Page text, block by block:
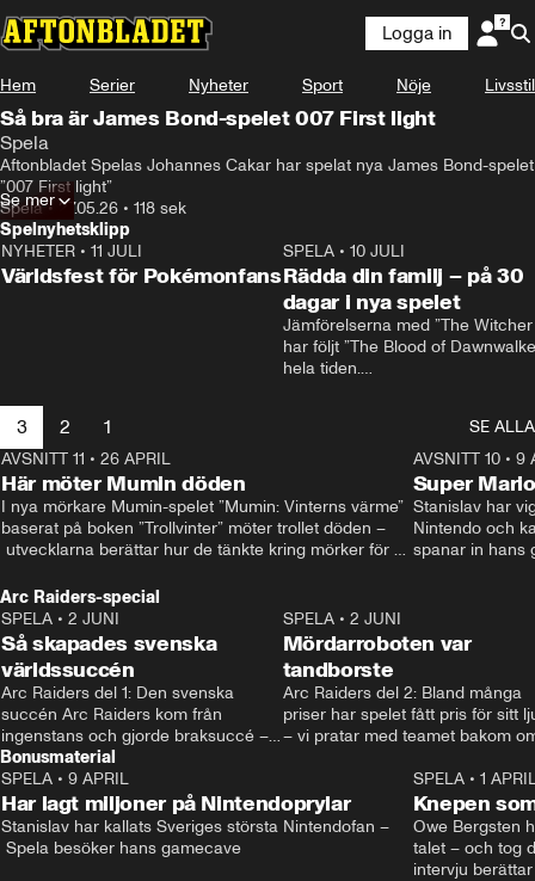
Logga in
Hem Serier Nyheter Sport Nöje Livsstil
Så bra är James Bond-spelet 007 First light
Spela
Aftonbladet Spelas Johannes Cakar har spelat nya James Bond-spelet
”007 First light”
Spela• 27.05.26 • 118 sek
Se mer
Spelnyhetsklipp
NYHETER • 11 JULI
Världsfest för Pokémonfans
SPELA• 10 JULI
Rädda din familj – på 30
dagar i nya spelet
Jämförelserna med ”The Witcher
har följt ”The Blood of
hela tiden.
– Redan från början förstod vi att
behövde vår egen identitet, säger
3 2 1
SE ALLA
AVSNITT 11 • 26 APRIL
Här möter Mumin döden
I nya mörkare Mumin-spelet ”Mumin: Vinterns värme”
baserat på boken ”Trollvinter” möter trollet döden –
utvecklarna berättar hur de tänkte kring mörker för
spela@aftonbladet.se
AVSNITT 10• 9
Super
Stanislav har
Nintendo och
spanar in hans
Arc Raiders-special
SPELA • 2 JUNI
Så skapades svenska
världssuccén
Arc Raiders del 1: Den svenska
succén Arc Raiders kom från
ingenstans och gjorde braksuccé –
men vad är egentligen förklaringen
bakom?
SPELA• 2 JUNI
Mördarroboten var
tandborste
Arc Raiders del 2: Bland många
priser har spelet fått pris för sitt
– vi pratar med teamet bakom
Bonusmaterial
SPELA • 9 APRIL
Har lagt miljoner på Nintendoprylar
Stanislav har kallats Sveriges största Nintendofan –
Spela besöker hans gamecave
SPELA• 1
Knepen
Owe Bergsten
talet – och tog
intervju